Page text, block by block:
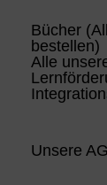
Bücher
bestellen)
Alle
Unsere